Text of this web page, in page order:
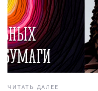
ЧИТАТЬ ДАЛЕЕ